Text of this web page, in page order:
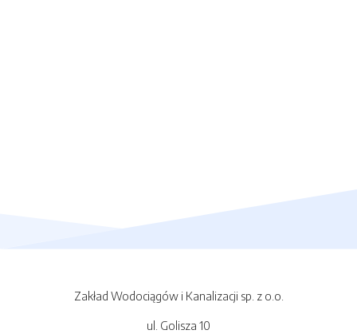
Zakład Wodociągów i Kanalizacji sp. z o.o.
ul. Golisza 10